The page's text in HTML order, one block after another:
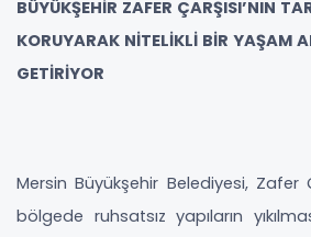
BÜYÜKŞEHİR ZAFER ÇARŞISI’NIN
KORUYARAK NİTELİKLİ BİR YAŞAM
GETİRİYOR
Mersin Büyükşehir Belediyesi, Zafer
bölgede ruhsatsız yapıların